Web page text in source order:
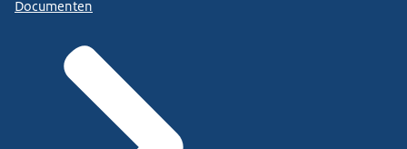
Documenten